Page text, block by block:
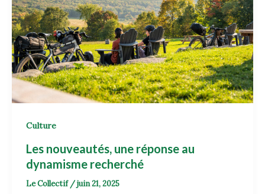
Culture
Les nouveautés, une réponse au
dynamisme recherché
Le Collectif /juin 21, 2025